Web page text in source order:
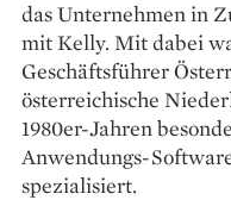
das Unternehmen in
mit Kelly. Mit dabei
Geschäftsführer
österreichische
1980er-Jahren
Anwendungs-
spezialisiert.